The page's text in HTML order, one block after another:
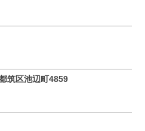
筑区池辺町4859